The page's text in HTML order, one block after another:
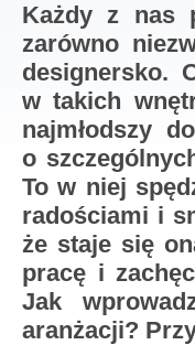
Każdy z nas
zarówno
designersko.
w takich
najmłodszy
o
To w niej
radościami i
że staje się
pracę i
Jak
aranżacji?